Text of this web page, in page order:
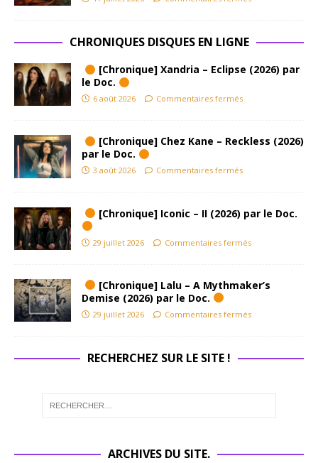
CHRONIQUES DISQUES EN LIGNE
[Chronique] Xandria – Eclipse (2026) par
le Doc.
6 août 2026 Commentaires fermés
[Chronique] Chez Kane – Reckless (2026)
par le Doc.
3 août 2026 Commentaires fermés
[Chronique] Iconic – II (2026) par le Doc.
29 juillet 2026 Commentaires fermés
[Chronique] Lalu – A Mythmaker’s
Demise (2026) par le Doc.
29 juillet 2026 Commentaires fermés
RECHERCHEZ SUR LE SITE !
ARCHIVES DU SITE.